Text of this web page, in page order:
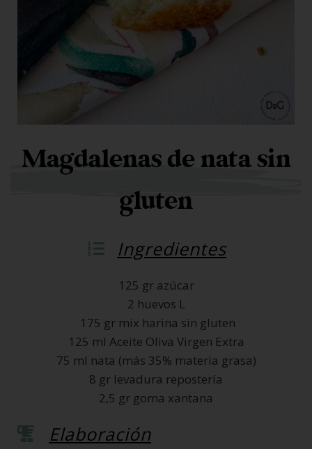
Magdalenas de nata sin
gluten
Ingredientes
125 gr azúcar
2 huevos L
175 gr mix harina sin gluten
125 ml Aceite Oliva Virgen Extra
75 ml nata (más 35% materia grasa)
8 gr levadura repostería
2,5 gr goma xantana
Elaboración